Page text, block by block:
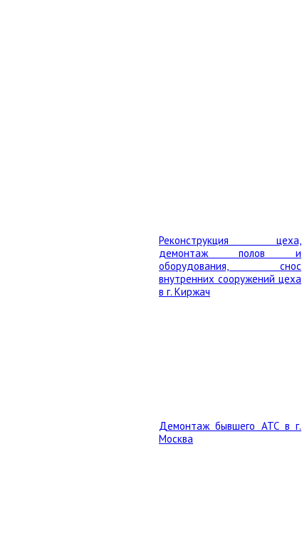
Реконструкция цеха,
демонтаж полов и
оборудования, снос
внутренних сооружений цеха
в г. Киржач
Демонтаж бывшего АТС в г.
Москва